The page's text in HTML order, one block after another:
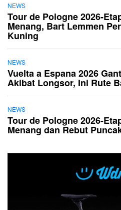
NEWS
Tour de Pologne 2026-
Menang, Bart Lemmen
Kuning
NEWS
Vuelta a Espana 2026
Akibat Longsor, Ini Rute
NEWS
Tour de Pologne 2026-
Menang dan Rebut